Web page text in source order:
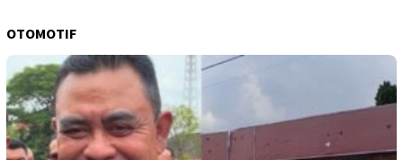
OTOMOTIF